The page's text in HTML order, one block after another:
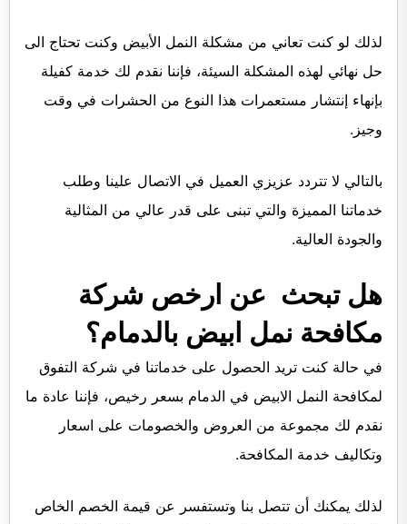
لذلك لو كنت تعاني من مشكلة النمل الأبيض وكنت تحتاج الى
حل نهائي لهذه المشكلة السيئة، فإننا نقدم لك خدمة كفيلة
بإنهاء إنتشار مستعمرات هذا النوع من الحشرات في وقت
وجيز.
بالتالي لا تتردد عزيزي العميل في الاتصال علينا وطلب
خدماتنا المميزة والتي تبنى على قدر عالي من المثالية
والجودة العالية.
هل تبحث عن ارخص شركة
مكافحة نمل ابيض بالدمام؟
في حالة كنت تريد الحصول على خدماتنا في شركة التفوق
لمكافحة النمل الابيض في الدمام بسعر رخيص، فإننا عادة ما
نقدم لك مجموعة من العروض والخصومات على اسعار
وتكاليف خدمة المكافحة.
لذلك يمكنك أن تتصل بنا وتستفسر عن قيمة الخصم الخاص